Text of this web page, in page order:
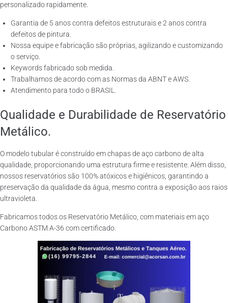
personalizado rapidamente.
Garantia de 5 anos contra defeitos estruturais e 2 anos contra
defeitos de pintura.
Nossa equipe e fabricação são próprias, agilizando e customizando
o serviço.
Keywords fabricado sob medida.
Trabalhamos de acordo com as Normas da ABNT e AWS.
Atendimento para todo o BRASIL.
Qualidade e Durabilidade de Reservatório
Metálico.
O modelo tubular é construído em chapas de aço carbono de alta
qualidade, proporcionando uma estrutura firme e resistente. Além disso,
nossos reservatórios são 100% atóxicos e higiênicos, garantindo a
preservação da qualidade da água, mesmo contra a exposição aos raios
ultravioleta.
Fabricamos todos os Reservatório Metálico, com materiais em aço
Carbono ASTM A-36 com certificado.